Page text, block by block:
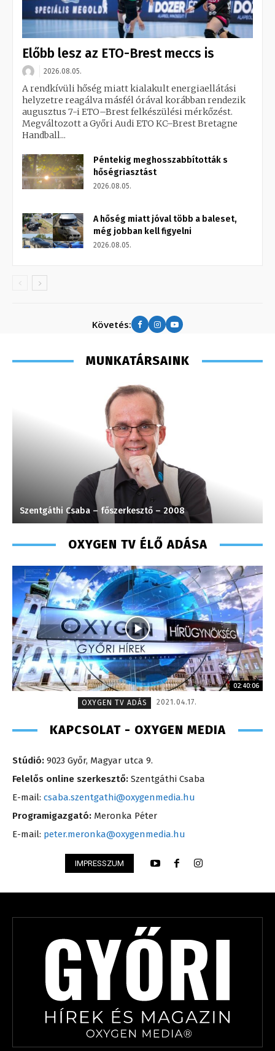
Előbb lesz az ETO-Brest meccs is
2026.08.05.
A rendkívüli hőség miatt kialakult energiaellátási
helyzetre reagálva másfél órával korábban rendezik
augusztus 7-i ETO–Brest felkészülési mérkőzést.
Megváltozott a Győri Audi ETO KC–Brest Bretagne
Handball...
Péntekig meghosszabbították s
hőségriasztást
2026.08.05.
A hőség miatt jóval több a baleset,
még jobban kell figyelni
2026.08.05.
Követés:
MUNKATÁRSAINK
Süli Gabriella – sales manager – 2013
OXYGEN TV ÉLŐ ADÁSA
02:40:06
OXYGEN TV ADÁS
2021.04.17.
KAPCSOLAT - OXYGEN MEDIA
Stúdió: 9023 Győr, Magyar utca 9.
Felelős online szerkesztő: Szentgáthi Csaba
E-mail: csaba.szentgathi@oxygenmedia.hu
Programigazgató: Meronka Péter
E-mail: peter.meronka@oxygenmedia.hu
IMPRESSZUM